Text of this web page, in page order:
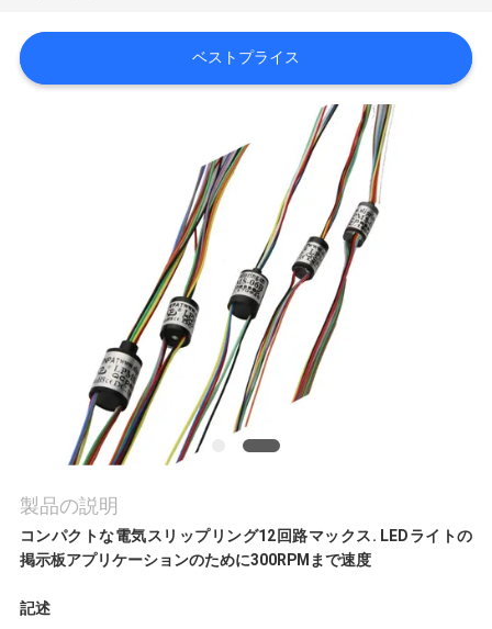
私
達
ベストプライス
製品の説明
コンパクトな電気スリップリング12回路マックス. LEDライトの
掲示板アプリケーションのために300RPMまで速度
記述